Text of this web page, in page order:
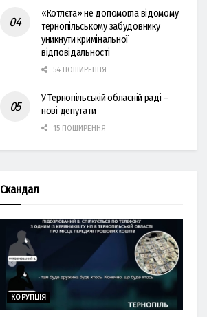
«Котлєта» не допомогла відомому
тернопільському забудовнику
уникнути кримінальної
відповідальності
54 ПОШИРЕННЯ
У Тернопільській обласній раді –
нові депутати
15 ПОШИРЕННЯ
Скандал
КОРУПЦІЯ